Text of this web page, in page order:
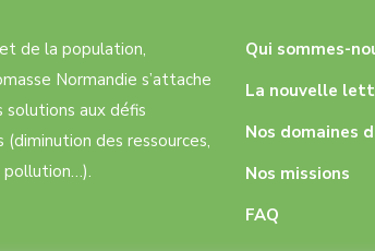
de la population,
Normandie s’attache
aux défis
des ressources,
pollution…).
Qui sommes-
La nouvelle
Nos domaines
Nos missions
FAQ